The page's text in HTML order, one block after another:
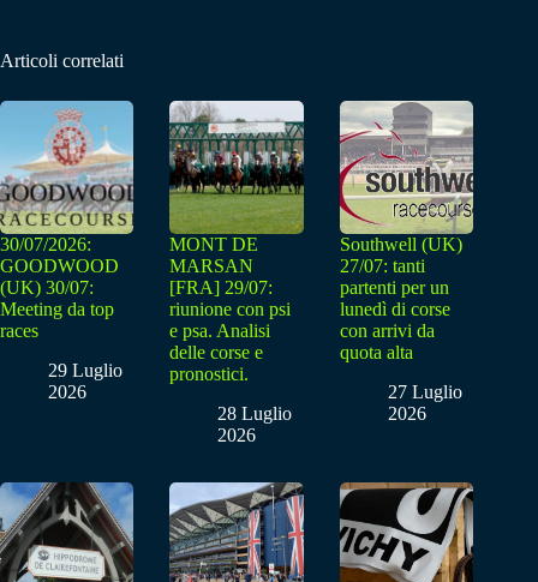
Articoli correlati
30/07/2026:
GOODWOOD
(UK) 30/07:
Meeting da top
races
29 Luglio
2026
MONT DE
MARSAN
[FRA] 29/07:
riunione con psi
e psa. Analisi
delle corse e
pronostici.
28 Luglio
2026
Southwell (UK)
27/07: tanti
partenti per un
lunedì di corse
con arrivi da
quota alta
27 Luglio
2026